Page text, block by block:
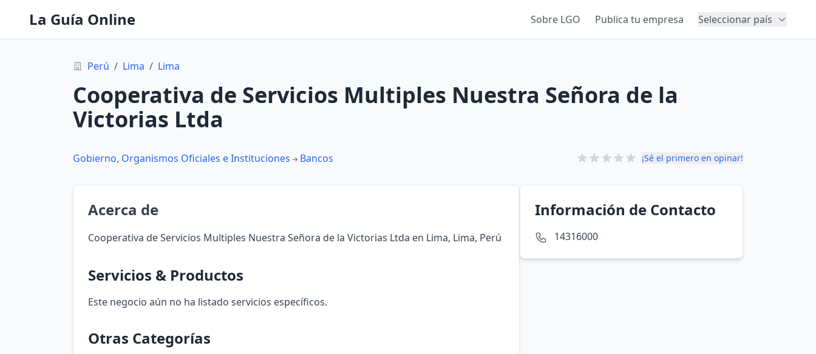
La Guía Online Sobre LGO Publica tu empresa Seleccionar país
Perú / Lima / Lima
Cooperativa de Servicios Multiples Nuestra Señora de la
Victorias Ltda
Gobierno, Organismos Oficiales e Instituciones Bancos ¡Sé el primero en opinar!
Acerca de
Cooperativa de Servicios Multiples Nuestra Señora de la Victorias Ltda en Lima, Lima, Perú
Servicios & Productos
Este negocio aún no ha listado servicios específicos.
Otras Categorías
Información de Contacto
14316000